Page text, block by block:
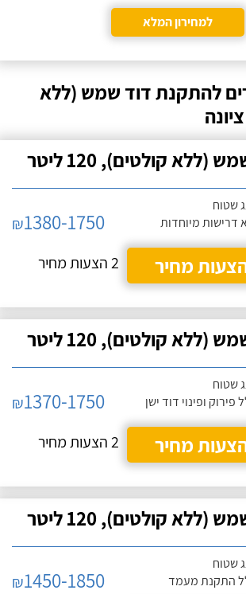
למחירון המלא
להתקנת דוד שמש (ללא
קולטים), 120 ליטר
שטוח
דרישות מיוחדות
₪1380-1750
מחיר
2 הצעות מחיר
קולטים), 120 ליטר
שטוח
ופינוי דוד ישן
₪1370-1750
מחיר
2 הצעות מחיר
קולטים), 120 ליטר
שטוח
התקנת מעמד
₪1450-1850